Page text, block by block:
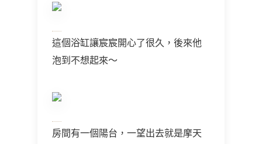
這個浴缸讓宸宸開心了很久，後來他
泡到不想起來～
房間有一個陽台，一望出去就是摩天